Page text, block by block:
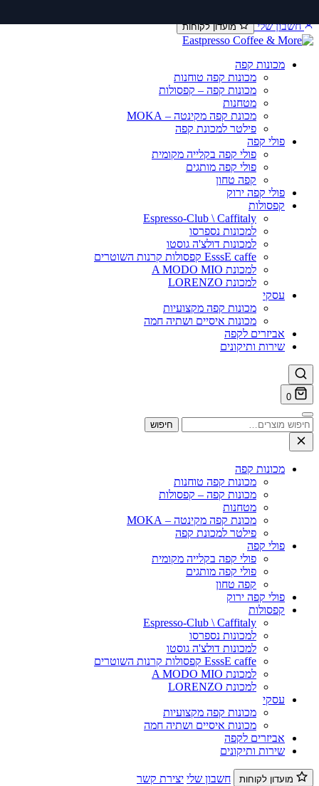
לתוכן
חשבון שלי
מועדון לקוחות
מכונות קפה
מכונות קפה טוחנות
מכונות קפה – קפסולות
מטחנות
מכונת קפה מקינטה – MOKA
פילטר למכונת קפה
פולי קפה
פולי קפה בקלייה מקומית
פולי קפה מותגים
קפה טחון
פולי קפה ירוק
קפסולות
Espresso-Club \ Caffitaly
למכונות נספרסו
למכונות דולצ'ה גוסטו
EsssE caffe קפסולות קרנות השוטרים
למכונת A MODO MIO
למכונת LORENZO
עסקי
מכונות קפה מקצועיות
מכונות איסיים ושתיה חמה
אביזרים לקפה
שירות ותיקונים
0
חיפוש
עבור:
חיפוש
מכונות קפה
מכונות קפה טוחנות
מכונות קפה – קפסולות
מטחנות
מכונת קפה מקינטה – MOKA
פילטר למכונת קפה
פולי קפה
פולי קפה בקלייה מקומית
פולי קפה מותגים
קפה טחון
פולי קפה ירוק
קפסולות
Espresso-Club \ Caffitaly
למכונות נספרסו
למכונות דולצ'ה גוסטו
EsssE caffe קפסולות קרנות השוטרים
למכונת A MODO MIO
למכונת LORENZO
עסקי
מכונות קפה מקצועיות
מכונות איסיים ושתיה חמה
אביזרים לקפה
שירות ותיקונים
חשבון שלי יצירת קשר